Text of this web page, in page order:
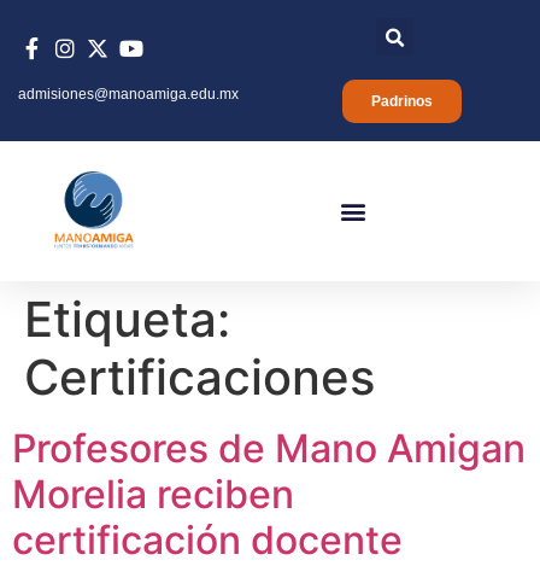
Padrinos
admisiones@manoamiga.edu.mx
Etiqueta:
Certificaciones
Profesores de Mano Amigan
Morelia reciben
certificación docente